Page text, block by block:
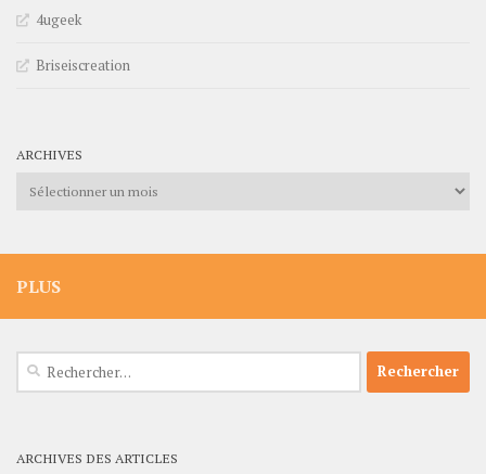
4ugeek
Briseiscreation
ARCHIVES
Archives
PLUS
Rechercher :
ARCHIVES DES ARTICLES